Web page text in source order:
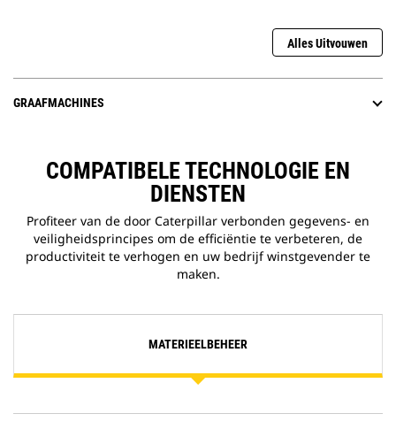
Alles Uitvouwen
GRAAFMACHINES
COMPATIBELE TECHNOLOGIE EN
DIENSTEN
Profiteer van de door Caterpillar verbonden gegevens- en
veiligheidsprincipes om de efficiëntie te verbeteren, de
productiviteit te verhogen en uw bedrijf winstgevender te
maken.
MATERIEELBEHEER